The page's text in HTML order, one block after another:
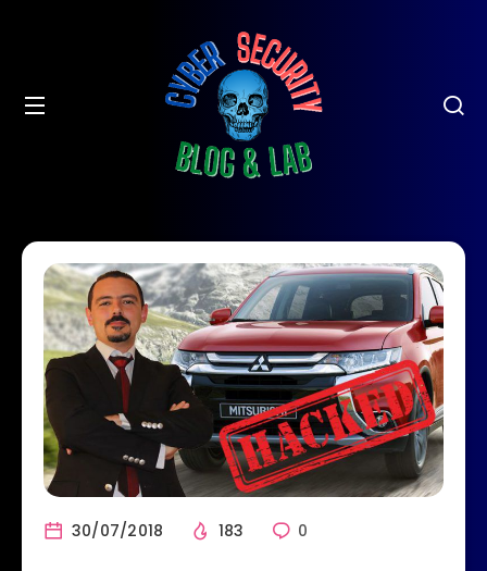
30/07/2018 183 0